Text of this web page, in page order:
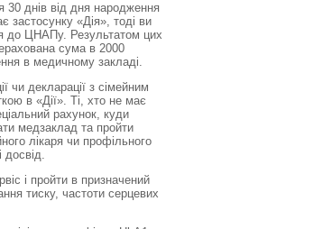
30 днів від дня народження
«Дія», тоді ви
до ЦНАПу. Результатом цих
сума в 2000
в медичному закладі.
чи декларації з сімейним
в «Дії». Ті, хто не має
рахунок, куди
медзаклад та пройти
лікаря чи профільного
досвід.
і пройти в призначений
тиску, частоти серцевих